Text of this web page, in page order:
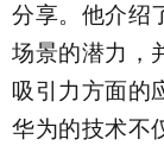
分享。他介绍
场景的潜力，
吸引力方面的
华为的技术不